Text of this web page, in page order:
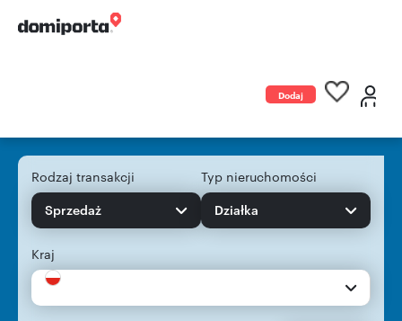
Dodaj
Rodzaj transakcji
Sprzedaż
Typ nieruchomości
Działka
Kraj